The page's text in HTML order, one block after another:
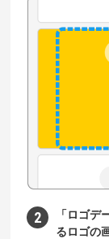
「ロゴ
るロゴの